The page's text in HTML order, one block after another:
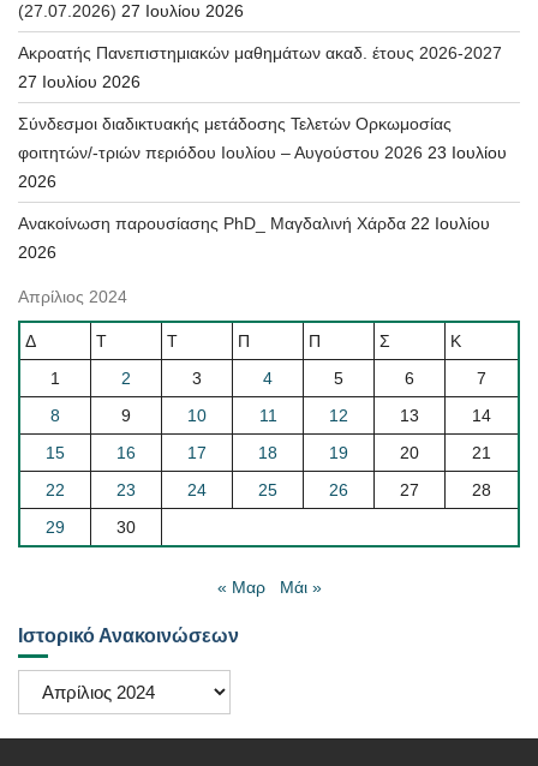
(27.07.2026) 27 Ιουλίου 2026
Ακροατής Πανεπιστημιακών μαθημάτων ακαδ. έτους 2026-2027
27 Ιουλίου 2026
Σύνδεσμοι διαδικτυακής μετάδοσης Τελετών Ορκωμοσίας
φοιτητών/-τριών περιόδου Ιουλίου – Αυγούστου 2026 23 Ιουλίου
2026
Ανακοίνωση παρουσίασης PhD_ Μαγδαλινή Χάρδα 22 Ιουλίου
2026
Απρίλιος 2024
Δ Τ Τ Π Π Σ
Κ
1
2 3 4 5 6
7
8
9 10 11 12 13
14
15
16 17 18 19 20
21
22
23 24 25 26 27
28
29
30
« Μαρ Μάι »
Ιστορικό Ανακοινώσεων
Ιστορικό
Ανακοινώσεων